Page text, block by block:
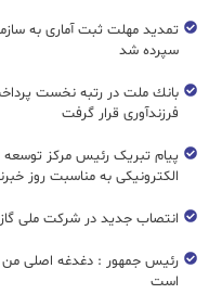
تمدید مهلت ثبت آماری به
سپرده شد
بانك ملت در رتبه نخست
فرزندآوری قرار گرفت
پیام تبریک رئیس مرکز توسعه
الکترونیکی به مناسبت روز
انتصاب جدید در شرکت ملی گاز
رئیس جمهور : دغدغه اصلی
است